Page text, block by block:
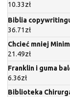
10.33zł
Biblia
36.71 zł
Chcieć mniej
21.49zł
Franklin i guma
6.36zł
Biblioteka